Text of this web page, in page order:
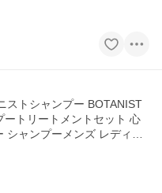
ストシャンプー BOTANIST
ートリートメントセット 心
シャンプーメンズ レディー